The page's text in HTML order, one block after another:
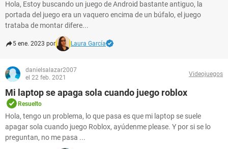
Hola, Estoy buscando un juego de Android bastante antiguo, la
portada del juego era un vaquero encima de un búfalo, el juego
trataba de montar difere...
5 ene. 2023 por Laura García
danielsalazar2007
el 22 feb. 2021
Videojuegos
Mi laptop se apaga sola cuando juego roblox
Resuelto
Hola, tengo un problema, lo que pasa es que mi laptop se suele
apagar sola cuando juego Roblox, ayúdenme please. Y por si se lo
preguntan, no me pasa ...